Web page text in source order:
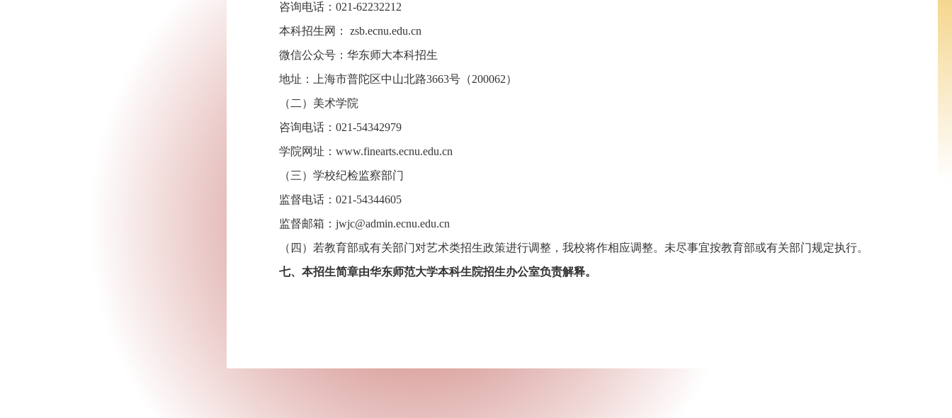
咨询电话：021-62232212
本科招生网： zsb.ecnu.edu.cn
微信公众号：华东师大本科招生
地址：上海市普陀区中山北路3663号（200062）
（二）美术学院
咨询电话：021-54342979
学院网址：www.finearts.ecnu.edu.cn
（三）学校纪检监察部门
监督电话：021-54344605
监督邮箱：jwjc@admin.ecnu.edu.cn
（四）若教育部或有关部门对艺术类招生政策进行调整，我校将作相应调整。未尽事宜按教育部或有关部门规定执行。
七、本招生简章由华东师范大学本科生院招生办公室负责解释。